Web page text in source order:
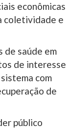
econômicas
coletividade e
de saúde em
de interesse
com
de
público